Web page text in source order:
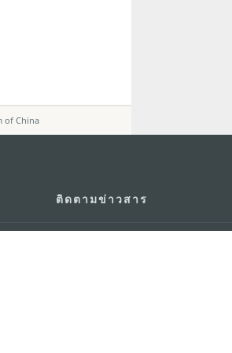
of China
ติดตามข่าวสาร